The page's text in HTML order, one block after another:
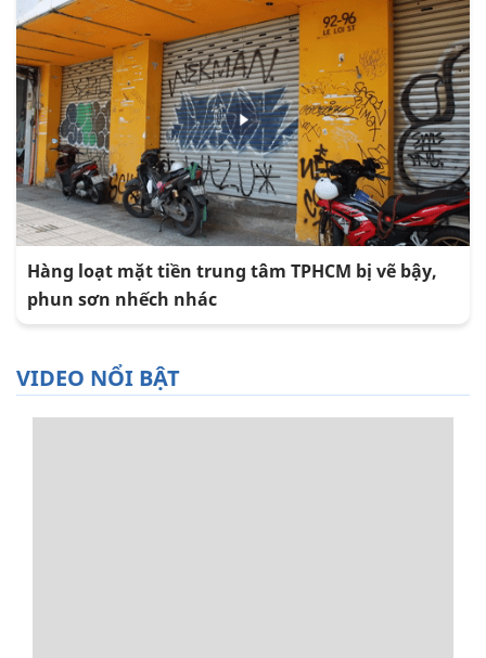
Hàng loạt mặt tiền trung tâm TPHCM bị vẽ bậy,
phun sơn nhếch nhác
VIDEO NỔI BẬT